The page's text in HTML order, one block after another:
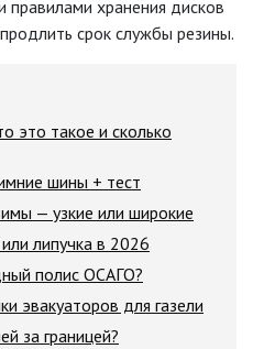
правилами хранения дисков
срок службы резины.
это такое и сколько
шины + тест
— узкие или широкие
липучка в 2026
полис ОСАГО?
эвакуаторов для газели
за границей?